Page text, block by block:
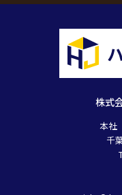
株式
本社
千